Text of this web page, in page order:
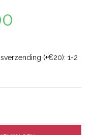
(+€20): 1-2